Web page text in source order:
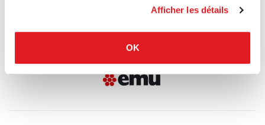
Afficher les détails
OK